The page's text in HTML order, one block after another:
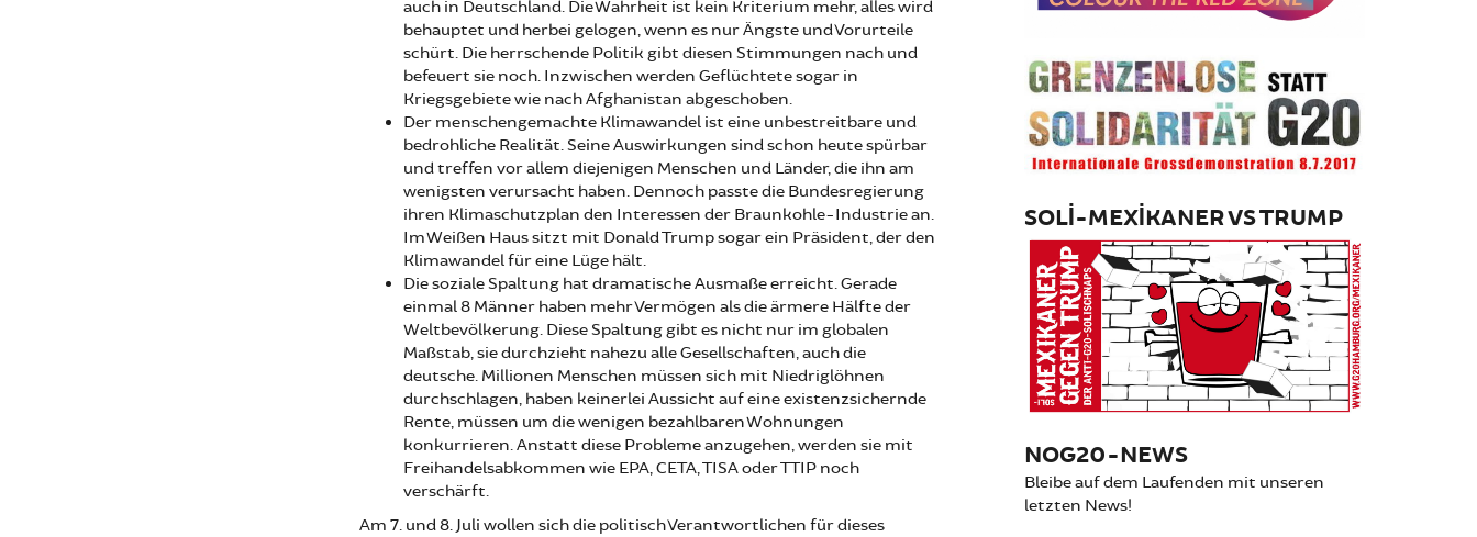
auch in Deutschland. Die Wahrheit ist kein Kriterium mehr, alles wird
behauptet und herbei gelogen, wenn es nur Ängste und Vorurteile
schürt. Die herrschende Politik gibt diesen Stimmungen nach und
befeuert sie noch. Inzwischen werden Geflüchtete sogar in
Kriegsgebiete wie nach Afghanistan abgeschoben.
Der menschengemachte Klimawandel ist eine unbestreitbare und
bedrohliche Realität. Seine Auswirkungen sind schon heute spürbar
und treffen vor allem diejenigen Menschen und Länder, die ihn am
wenigsten verursacht haben. Dennoch passte die Bundesregierung
ihren Klimaschutzplan den Interessen der Braunkohle-Industrie an.
Im Weißen Haus sitzt mit Donald Trump sogar ein Präsident, der den
Klimawandel für eine Lüge hält.
Die soziale Spaltung hat dramatische Ausmaße erreicht. Gerade
einmal 8 Männer haben mehr Vermögen als die ärmere Hälfte der
Weltbevölkerung. Diese Spaltung gibt es nicht nur im globalen
Maßstab, sie durchzieht nahezu alle Gesellschaften, auch die
deutsche. Millionen Menschen müssen sich mit Niedriglöhnen
durchschlagen, haben keinerlei Aussicht auf eine existenzsichernde
Rente, müssen um die wenigen bezahlbaren Wohnungen
konkurrieren. Anstatt diese Probleme anzugehen, werden sie mit
Freihandelsabkommen wie EPA, CETA, TISA oder TTIP noch
verschärft.
Am 7. und 8. Juli wollen sich die politisch Verantwortlichen für dieses
SOLI-MEXIKANER VS TRUMP
NOG20-NEWS
Bleibe auf dem Laufenden mit unseren
letzten News!